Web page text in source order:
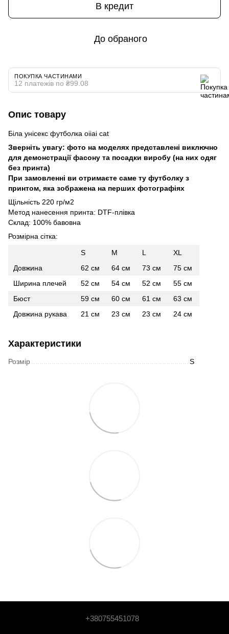
В кредит
До обраного
ПОКУПКА ЧАСТИНАМИ
12 платежів по ₴99.08
Опис товару
Біла унісекс футболка oiiai cat
Зверніть увагу: фото на моделях представлені виключно
для демонстрації фасону та посадки виробу (на них одяг
без принта)
При замовленні ви отримаєте саме ту футболку з
принтом, яка зображена на перших фотографіях
Щільність 220 гр/м2
Метод нанесення принта: DTF-плівка
Склад: 100% бавовна
Розмірна сітка:
S
M L
XL
Довжина
62 см 64 см 73 см
75 см
Ширина плечей
52 см 54 см 52 см
55 см
Бюст
59 см 60 см 61 см
63 см
Довжина рукава
21 см 23 см 23 см 24 см
Характеристики
Розмір S
+380755451078